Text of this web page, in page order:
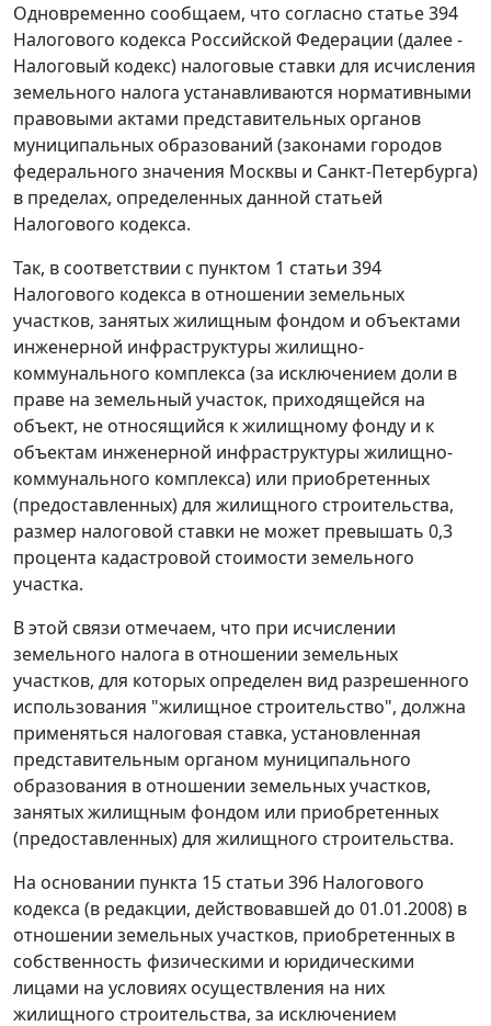
Одновременно сообщаем, что согласно статье 394
Налогового кодекса Российской Федерации (далее -
Налоговый кодекс) налоговые ставки для исчисления
земельного налога устанавливаются нормативными
правовыми актами представительных органов
муниципальных образований (законами городов
федерального значения Москвы и Санкт-Петербурга)
в пределах, определенных данной статьей
Налогового кодекса.
Так, в соответствии с пунктом 1 статьи 394
Налогового кодекса в отношении земельных
участков, занятых жилищным фондом и объектами
инженерной инфраструктуры жилищно-
коммунального комплекса (за исключением доли в
праве на земельный участок, приходящейся на
объект, не относящийся к жилищному фонду и к
объектам инженерной инфраструктуры жилищно-
коммунального комплекса) или приобретенных
(предоставленных) для жилищного строительства,
размер налоговой ставки не может превышать 0,3
процента кадастровой стоимости земельного
участка.
В этой связи отмечаем, что при исчислении
земельного налога в отношении земельных
участков, для которых определен вид разрешенного
использования "жилищное строительство", должна
применяться налоговая ставка, установленная
представительным органом муниципального
образования в отношении земельных участков,
занятых жилищным фондом или приобретенных
(предоставленных) для жилищного строительства.
На основании пункта 15 статьи 396 Налогового
кодекса (в редакции, действовавшей до 01.01.2008) в
отношении земельных участков, приобретенных в
собственность физическими и юридическими
лицами на условиях осуществления на них
жилищного строительства, за исключением